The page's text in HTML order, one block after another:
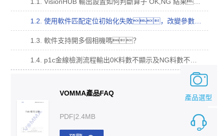
1.3. 軟件支持開多個相機嗎？
VOMMA產品FAQ
PDF|2.4MB
產品選型